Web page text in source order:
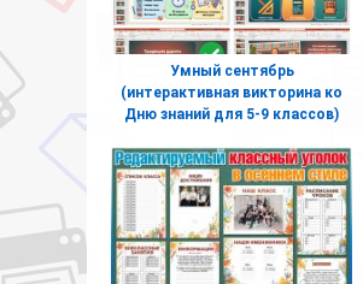
Умный сентябрь
(интерактивная викторина ко
Дню знаний для 5-9 классов)